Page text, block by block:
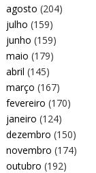
agosto (204)
julho (159)
junho (159)
maio (179)
abril (145)
março (167)
fevereiro (170)
janeiro (124)
dezembro (150)
novembro (174)
outubro (192)